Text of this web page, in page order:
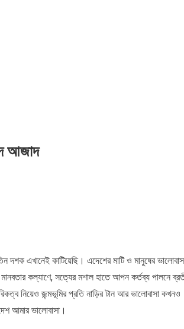
আজাদ
দশক এখানেই কাটিয়েছি। এদেশের মাটি ও মানুষের
কল্যাণে, সত্যের মশাল হাতে আপন কর্তব্য পালনে
নিয়েও জন্মভূমির প্রতি নাড়ির টান আর ভালোবাসা কখনও
আমার ভালোবাসা।